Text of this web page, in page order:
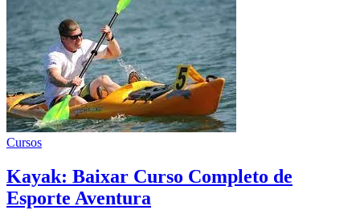
Cursos
Kayak: Baixar Curso Completo de
Esporte Aventura